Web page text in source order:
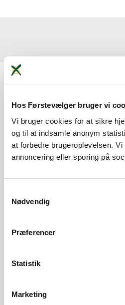
Hos Førstevælger bruger vi
Vi bruger cookies for at sikre
og til at indsamle anonym
at forbedre brugeroplevelsen.
annoncering eller sporing på
Nødvendig
Præferencer
Statistik
Marketing
Nothing Found
It seems we can’t find what
searching can help.